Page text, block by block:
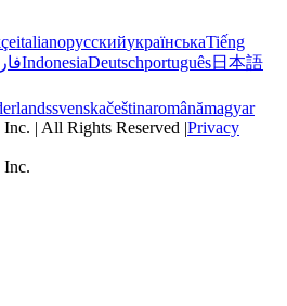
italianoрусскийукраїнськаTiếng
IndonesiaDeutschportuguês日本語
svenskačeštinaromânămagyar
| All Rights Reserved |Privacy
Inc.